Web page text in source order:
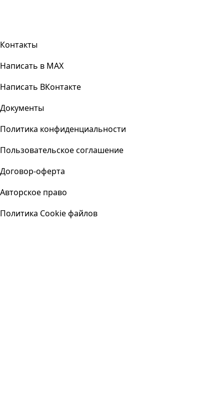
Контакты
Написать в MAX
Написать ВКонтакте
Документы
Политика конфиденциальности
Пользовательское соглашение
Договор-оферта
Авторское право
Политика Cookie файлов